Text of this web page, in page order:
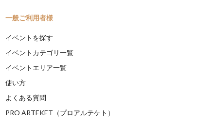
一般ご利用者様
イベントを探す
イベントカテゴリ一覧
イベントエリア一覧
使い方
よくある質問
PRO ARTEKET（プロアルテケト）